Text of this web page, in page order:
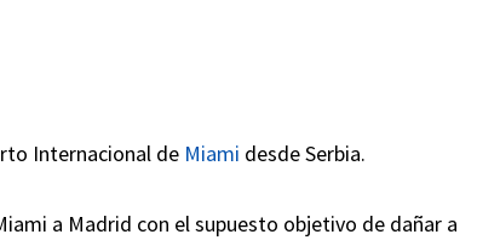
Internacional de Miami desde Serbia.
a Madrid con el supuesto objetivo de dañar a